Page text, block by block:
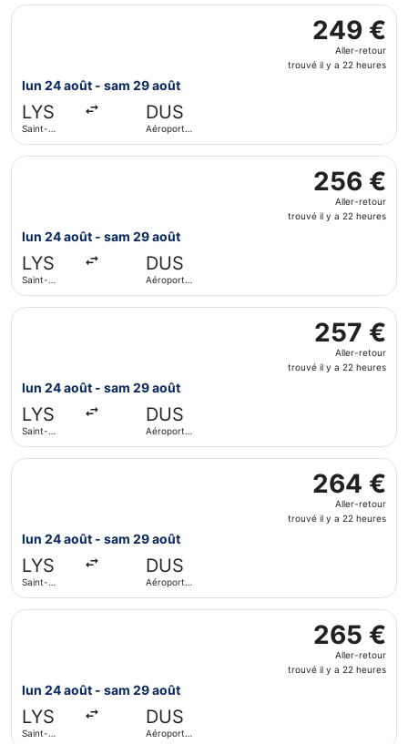
249 €
Aller-
retour,
22
heures
249 €
Aller-retour
trouvé il y a 22 heures
lun 24 août - sam 29 août
LYS
Saint-
DUS
Aéroport
Sélectionner le vol Lufthansa, décollant le lun 24 août
256 €
Aller-
retour,
22
heures
256 €
Aller-retour
trouvé il y a 22 heures
lun 24 août - sam 29 août
LYS
Saint-
DUS
Aéroport
Sélectionner le vol Austrian Airlines, décollant le lun 24
257 €
Aller-
retour,
22
heures
257 €
Aller-retour
trouvé il y a 22 heures
lun 24 août - sam 29 août
LYS
Saint-
DUS
Aéroport
Sélectionner le vol Lufthansa, décollant le lun 24 août
264 €
Aller-
retour,
22
heures
264 €
Aller-retour
trouvé il y a 22 heures
lun 24 août - sam 29 août
LYS
Saint-
DUS
Aéroport
Sélectionner le vol Austrian Airlines, décollant le lun 24
265 €
Aller-
retour,
265 €
Aller-retour
trouvé il y a 22 heures
lun 24 août - sam 29 août
LYS
Saint-
DUS
Aéroport
Sélectionner le vol Lufthansa, décollant le lun 24 août